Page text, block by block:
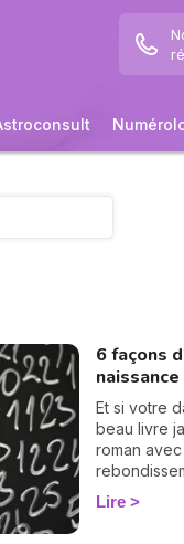
6 façons
Et si votre
beau livre
roman
cartes
Lire